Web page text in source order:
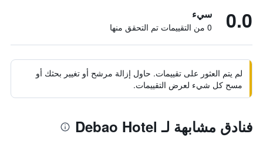
0.0 سيء
0 من التقييمات تم التحقق منها
لم يتم العثور على تقييمات. حاول إزالة مرشح أو تغيير بحثك أو
مسح كل شيء لعرض التقييمات.
فنادق مشابهة لـ Debao Hotel